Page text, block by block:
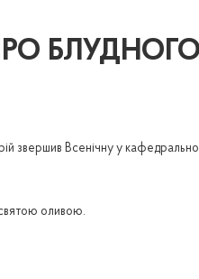
звершив Всенічну у
святою оливою.